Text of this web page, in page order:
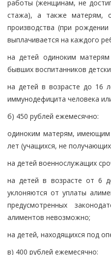
работы (женщинам, не
стажа), а также матерям,
производства (при
выплачивается на каждого
на детей одиноким
бывших воспитанников
на детей в возрасте до 16
иммунодефицита человека
б) 450 рублей ежемесячно:
одиноким матерям,
лет (учащихся, не
на детей военнослужащих
на детей в возрасте от 6
уклоняются от уплаты
предусмотренных
алиментов невозможно;
на детей, находящихся под
в) 400 рублей ежемесячно: